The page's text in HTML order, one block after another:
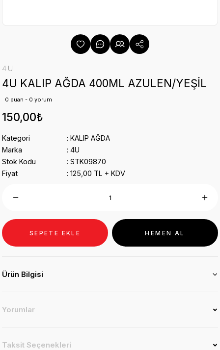
4U
4U KALIP AĞDA 400ML AZULEN/YEŞİL
0 puan - 0 yorum
150,00₺
Kategori
KALIP AĞDA
Marka
4U
Stok Kodu
STK09870
Fiyat
125,00 TL + KDV
SEPETE EKLE HEMEN AL
Ürün Bilgisi
Yorumlar
Taksit Seçenekleri